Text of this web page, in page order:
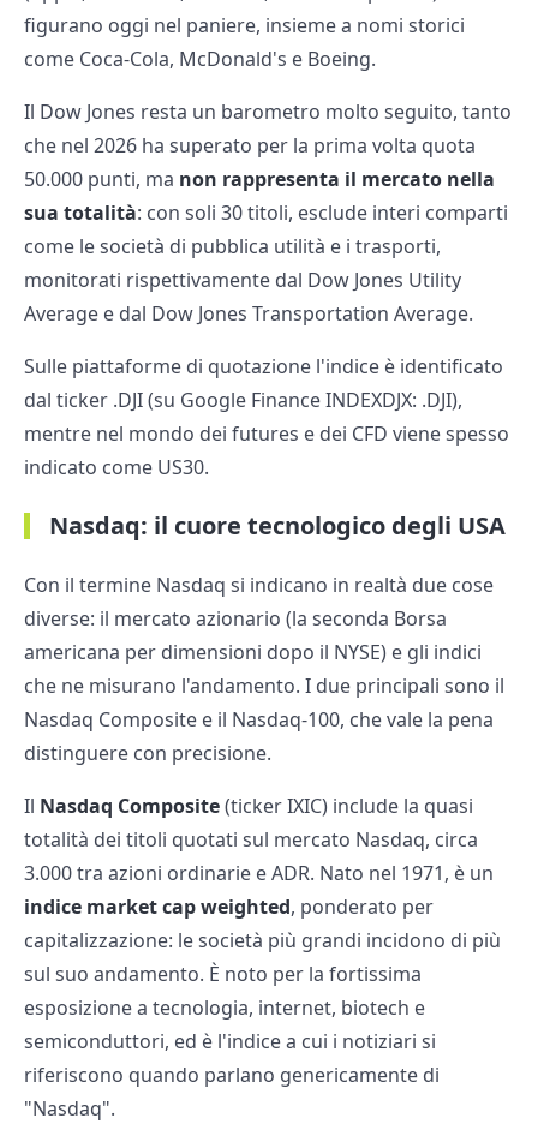
figurano oggi nel paniere, insieme a nomi storici
come Coca-Cola, McDonald's e Boeing.
Il Dow Jones resta un barometro molto seguito, tanto
che nel 2026 ha superato per la prima volta quota
50.000 punti, ma non rappresenta il mercato nella
sua totalità: con soli 30 titoli, esclude interi comparti
come le società di pubblica utilità e i trasporti,
monitorati rispettivamente dal Dow Jones Utility
Average e dal Dow Jones Transportation Average.
Sulle piattaforme di quotazione l'indice è identificato
dal ticker .DJI (su Google Finance INDEXDJX: .DJI),
mentre nel mondo dei futures e dei CFD viene spesso
indicato come US30.
Nasdaq: il cuore tecnologico degli USA
Con il termine Nasdaq si indicano in realtà due cose
diverse: il mercato azionario (la seconda Borsa
americana per dimensioni dopo il NYSE) e gli indici
che ne misurano l'andamento. I due principali sono il
Nasdaq Composite e il Nasdaq-100, che vale la pena
distinguere con precisione.
Il Nasdaq Composite(ticker IXIC) include la quasi
totalità dei titoli quotati sul mercato Nasdaq, circa
3.000 tra azioni ordinarie e ADR. Nato nel 1971, è un
indice market cap weighted, ponderato per
capitalizzazione: le società più grandi incidono di più
sul suo andamento. È noto per la fortissima
esposizione a tecnologia, internet, biotech e
semiconduttori, ed è l'indice a cui i notiziari si
riferiscono quando parlano genericamente di
"Nasdaq".